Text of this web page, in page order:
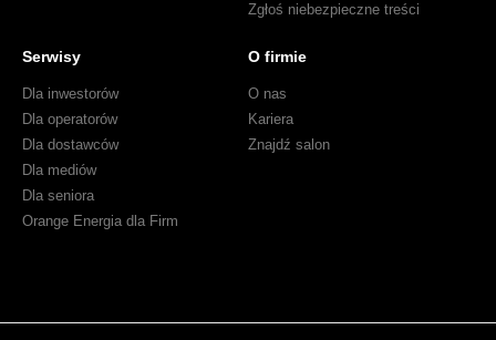
Zgłoś niebezpieczne treści
Serwisy
Dla inwestorów
Dla operatorów
Dla dostawców
Dla mediów
Dla seniora
Orange Energia dla Firm
O firmie
O nas
Kariera
Znajdź salon